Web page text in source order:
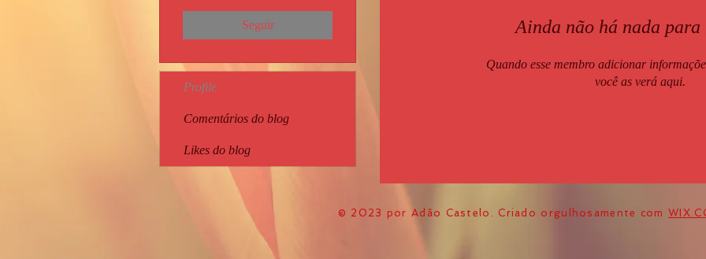
Ainda não há nada para
Quando esse membro adicionar
você as verá aqui.
Seguir
Profile
Comentários do blog
Likes do blog
© 2023 por Adão Castelo. Criado orgulhosamente com